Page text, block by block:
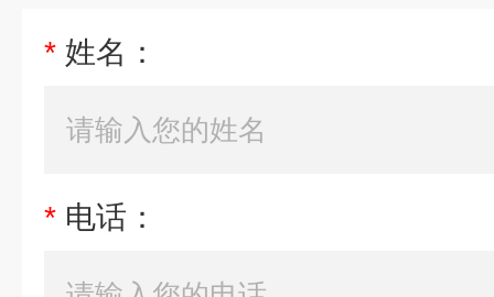
* 姓名：
* 电话：